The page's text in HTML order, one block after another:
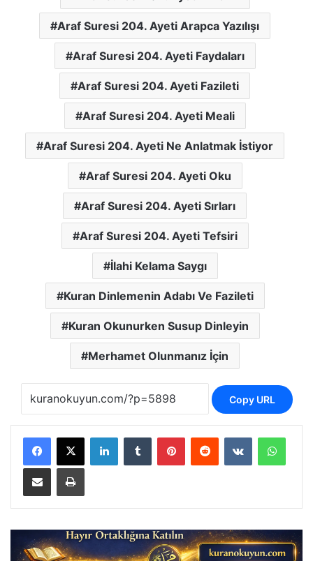
Araf Suresi 204. Ayeti Arapca Yazılışı
Araf Suresi 204. Ayeti Faydaları
Araf Suresi 204. Ayeti Fazileti
Araf Suresi 204. Ayeti Meali
Araf Suresi 204. Ayeti Ne Anlatmak İstiyor
Araf Suresi 204. Ayeti Oku
Araf Suresi 204. Ayeti Sırları
Araf Suresi 204. Ayeti Tefsiri
İlahi Kelama Saygı
Kuran Dinlemenin Adabı Ve Fazileti
Kuran Okunurken Susup Dinleyin
Merhamet Olunmanız İçin
Copy URL
LinkedInTumblr PinterestReddit VKontakte
E-Posta ile paylaş Yazdır